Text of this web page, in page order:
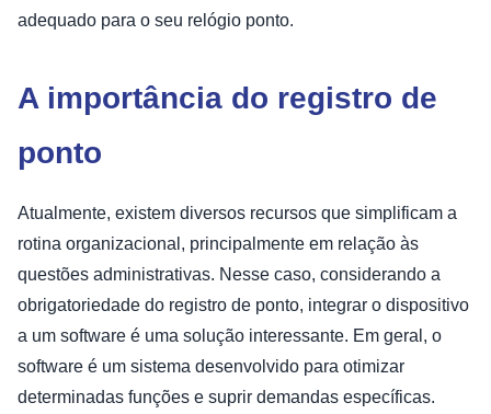
adequado para o seu relógio ponto.
A importância do registro de
ponto
Atualmente, existem diversos recursos que simplificam a
rotina organizacional, principalmente em relação às
questões administrativas. Nesse caso, considerando a
obrigatoriedade do registro de ponto, integrar o dispositivo
a um software é uma solução interessante. Em geral, o
software é um sistema desenvolvido para otimizar
determinadas funções e suprir demandas específicas.